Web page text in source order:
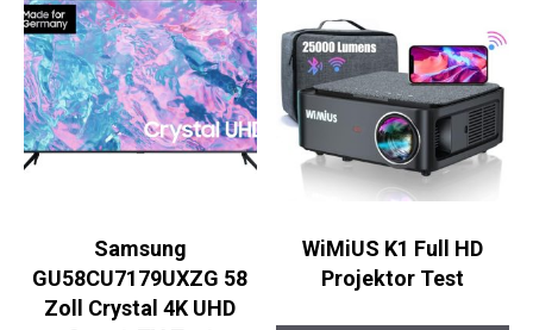
Samsung
GU58CU7179UXZG 58
Zoll Crystal 4K UHD
WiMiUS K1 Full HD
Projektor Test